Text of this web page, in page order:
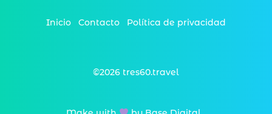
Inicio Contacto Política de privacidad
©2026 tres60.travel